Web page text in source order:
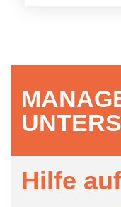
Hilfe